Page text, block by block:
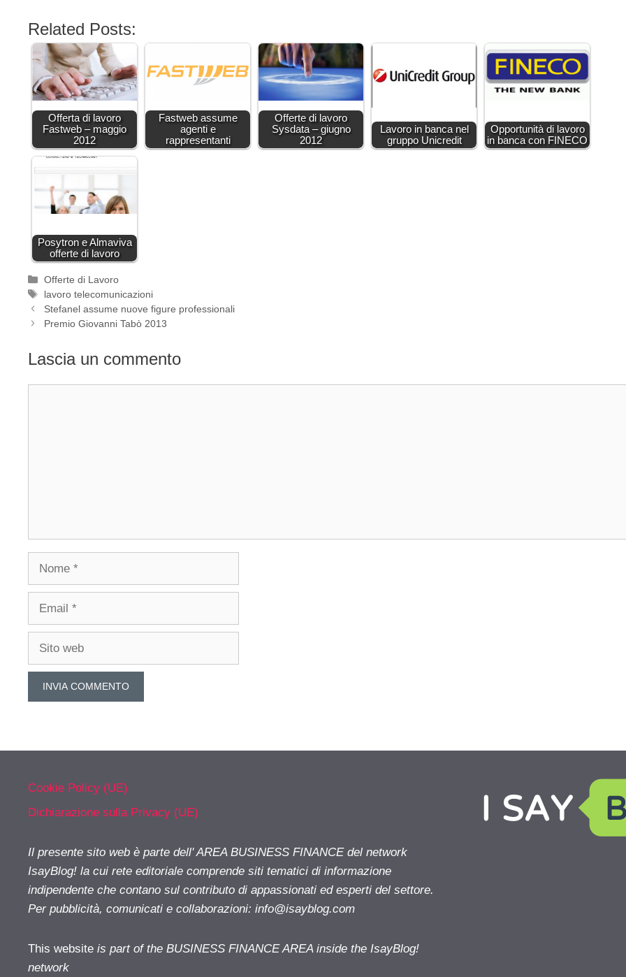
Related Posts:
Offerta di lavoro
Fastweb – maggio
2012
Fastweb assume
agenti e
rappresentanti
Offerte di lavoro
Sysdata – giugno
2012
Lavoro in banca nel
gruppo Unicredit
Opportunità di lavoro
in banca con FINECO
Posytron e Almaviva
offerte di lavoro
Categorie
Offerte di Lavoro
Tag
lavoro telecomunicazioni
Stefanel assume nuove figure professionali
Premio Giovanni Tabò 2013
Lascia un commento
Cookie Policy (UE)
Dichiarazione sulla Privacy (UE)
Il presente sito web è parte dell' AREA BUSINESS FINANCE del network
IsayBlog! la cui rete editoriale comprende siti tematici di informazione
indipendente che contano sul contributo di appassionati ed esperti del settore.
Per pubblicità, comunicati e collaborazioni: info@isayblog.com
This website is part of the BUSINESS FINANCE AREA inside the IsayBlog!
network